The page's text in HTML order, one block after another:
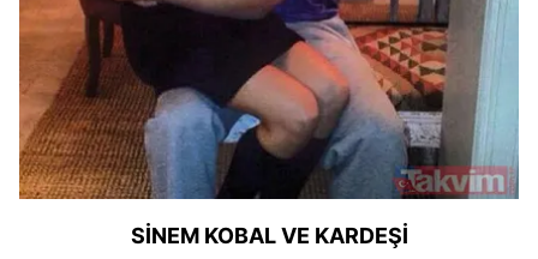
SİNEM KOBAL VE KARDEŞİ